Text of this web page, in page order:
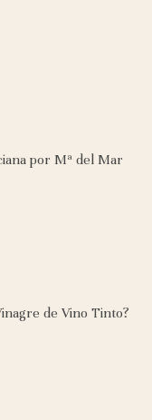
por Mª del Mar
de Vino Tinto?